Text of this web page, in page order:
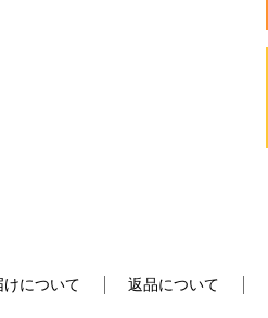
けについて 返品について